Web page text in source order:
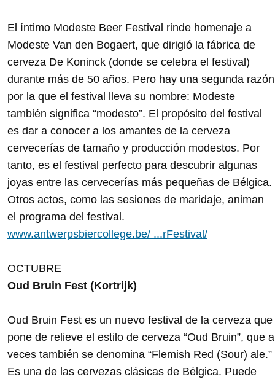
El íntimo Modeste Beer Festival rinde homenaje a
Modeste Van den Bogaert, que dirigió la fábrica de
cerveza De Koninck (donde se celebra el festival)
durante más de 50 años. Pero hay una segunda razón
por la que el festival lleva su nombre: Modeste
también significa “modesto”. El propósito del festival
es dar a conocer a los amantes de la cerveza
cervecerías de tamaño y producción modestos. Por
tanto, es el festival perfecto para descubrir algunas
joyas entre las cervecerías más pequeñas de Bélgica.
Otros actos, como las sesiones de maridaje, animan
el programa del festival.
www.antwerpsbiercollege.be/ ...rFestival/
OCTUBRE
Oud Bruin Fest (Kortrijk)
Oud Bruin Fest es un nuevo festival de la cerveza que
pone de relieve el estilo de cerveza “Oud Bruin”, que a
veces también se denomina “Flemish Red (Sour) ale.”
Es una de las cervezas clásicas de Bélgica. Puede